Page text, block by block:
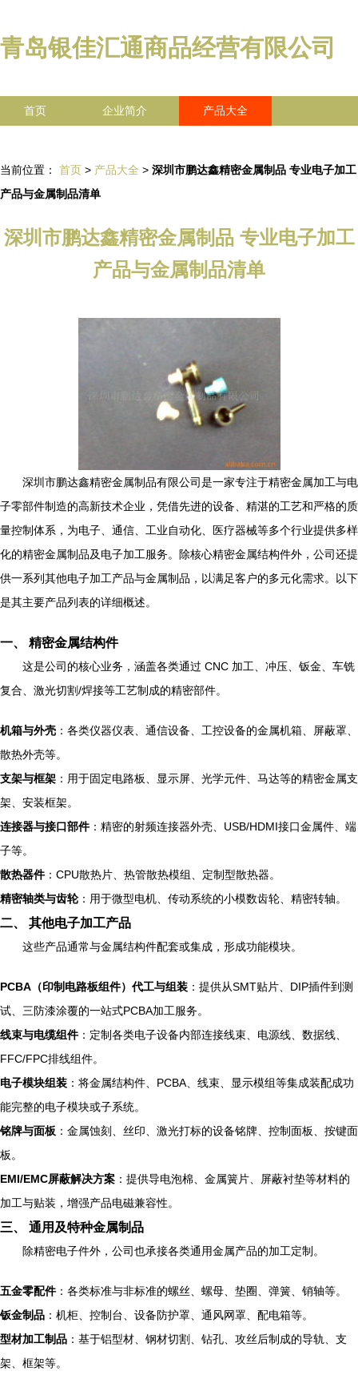
青岛银佳汇通商品经营有限公司
首页 企业简介 产品大全
当前位置： 首页 > 产品大全 > 深圳市鹏达鑫精密金属制品 专业电子加工
产品与金属制品清单
深圳市鹏达鑫精密金属制品 专业电子加工
产品与金属制品清单
深圳市鹏达鑫精密金属制品有限公司是一家专注于精密金属加工与电
子零部件制造的高新技术企业，凭借先进的设备、精湛的工艺和严格的质
量控制体系，为电子、通信、工业自动化、医疗器械等多个行业提供多样
化的精密金属制品及电子加工服务。除核心精密金属结构件外，公司还提
供一系列其他电子加工产品与金属制品，以满足客户的多元化需求。以下
是其主要产品列表的详细概述。
一、 精密金属结构件
这是公司的核心业务，涵盖各类通过 CNC 加工、冲压、钣金、车铣
复合、激光切割/焊接等工艺制成的精密部件。
机箱与外壳 ：各类仪器仪表、通信设备、工控设备的金属机箱、屏蔽罩、
散热外壳等。
支架与框架 ：用于固定电路板、显示屏、光学元件、马达等的精密金属支
架、安装框架。
连接器与接口部件：精密的射频连接器外壳、USB/HDMI接口金属件、端
子等。
散热器件：CPU散热片、热管散热模组、定制型散热器。
精密轴类与齿轮：用于微型电机、传动系统的小模数齿轮、精密转轴。
二、 其他电子加工产品
这些产品通常与金属结构件配套或集成，形成功能模块。
PCBA（印制电路板组件）代工与组装 ：提供从SMT贴片、DIP插件到测
试、三防漆涂覆的一站式PCBA加工服务。
线束与电缆组件：定制各类电子设备内部连接线束、电源线、数据线、
FFC/FPC排线组件。
电子模块组装 ：将金属结构件、PCBA、线束、显示模组等集成装配成功
能完整的电子模块或子系统。
铭牌与面板 ：金属蚀刻、丝印、激光打标的设备铭牌、控制面板、按键面
板。
EMI/EMC屏蔽解决方案 ：提供导电泡棉、金属簧片、屏蔽衬垫等材料的
加工与贴装，增强产品电磁兼容性。
三、 通用及特种金属制品
除精密电子件外，公司也承接各类通用金属产品的加工定制。
五金零配件：各类标准与非标准的螺丝、螺母、垫圈、弹簧、销轴等。
钣金制品 ：机柜、控制台、设备防护罩、通风网罩、配电箱等。
型材加工制品 ：基于铝型材、钢材切割、钻孔、攻丝后制成的导轨、支
架、框架等。